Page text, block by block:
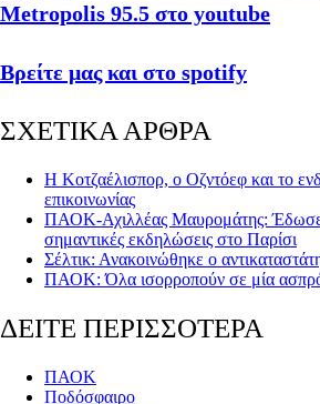
Metropolis 95.5 στο youtube
Βρείτε μας και στο spotify
ΣΧΕΤΙΚΑ ΑΡΘΡΑ
Η Κοτζαέλισπορ, ο Οζντόεφ και το
επικοινωνίας
ΠΑΟΚ-Αχιλλέας Μαυρομάτης:
σημαντικές εκδηλώσεις στο Παρίσι
Σέλτικ: Ανακοινώθηκε ο
ΠΑΟΚ: Όλα ισορροπούν σε μία
ΔΕΙΤΕ ΠΕΡΙΣΣΟΤΕΡΑ
ΠΑΟΚ
Ποδόσφαιρο